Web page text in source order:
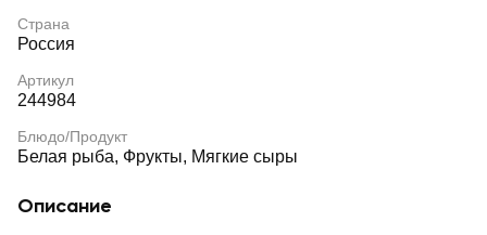
Страна
Россия
Артикул
244984
Блюдо/Продукт
Белая рыба, Фрукты, Мягкие сыры
Описание